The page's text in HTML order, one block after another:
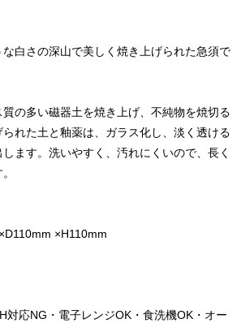
白さの深山で美しく焼き上げられた急須で
の多い磁器土を焼き上げ、不純物を焼切る
れた土と釉薬は、ガラス化し、淡く透ける
ます。洗いやすく、汚れにくいので、長く
×H110mm
応NG・電子レンジOK・食洗機OK・オー